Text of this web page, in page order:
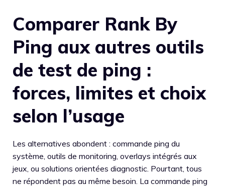
Comparer Rank By
Ping aux autres outils
de test de ping :
forces, limites et choix
selon l’usage
Les alternatives abondent : commande ping du
système, outils de monitoring, overlays intégrés aux
jeux, ou solutions orientées diagnostic. Pourtant, tous
ne répondent pas au même besoin. La commande ping